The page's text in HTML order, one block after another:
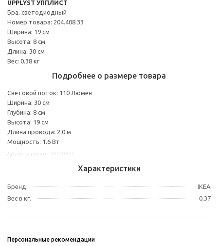
UPPLYST УППЛИСТ
Бра, светодиодный
Номер товара: 204.408.33
Ширина: 19 см
Высота: 8 см
Длина: 30 см
Вес: 0.38 кг
Подробнее о размере товара
Световой поток: 110 Люмен
Ширина: 30 см
Глубина: 8 см
Высота: 19 см
Длина провода: 2.0 м
Мощность: 1.6 Вт
Характеристики
Бренд
IKEA
Вес в кг.
0,37
Персональные рекомендации